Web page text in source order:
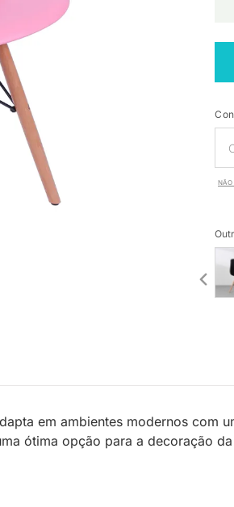
NÃO
em ambientes modernos com
ótima opção para a decoração